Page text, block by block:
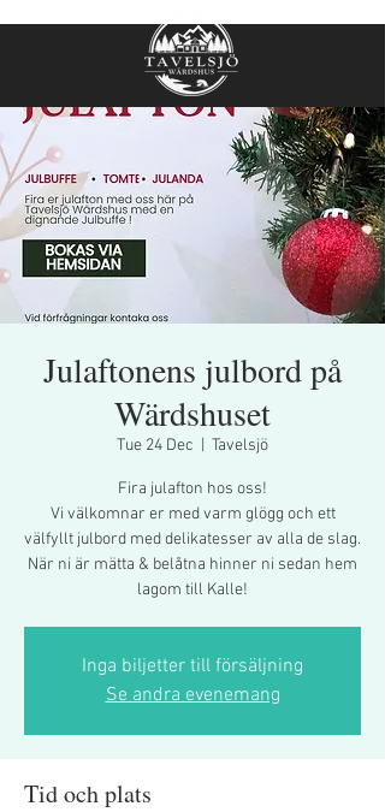
Julaftonens julbord på
Wärdshuset
Tue 24 Dec Tavelsjö
Fira julafton hos oss!
Vi välkomnar er med varm glögg och ett
välfyllt julbord med delikatesser av alla de slag.
När ni är mätta & belåtna hinner ni sedan hem
lagom till Kalle!
Inga biljetter till försäljning
Se andra evenemang
Tid och plats